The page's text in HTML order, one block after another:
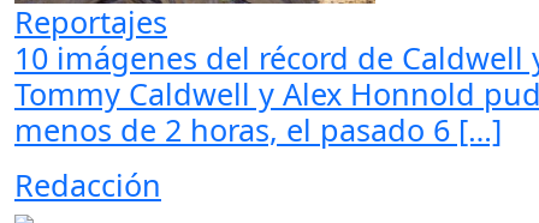
Reportajes
10 imágenes del récord de
Tommy Caldwell y Alex Honnold
menos de 2 horas, el pasado 6 […]
Redacción